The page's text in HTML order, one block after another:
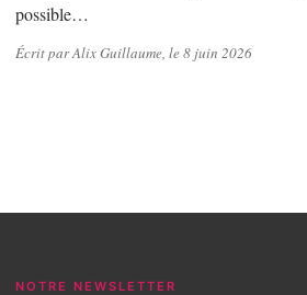
possible…
Écrit par Alix Guillaume, le 8 juin 2026
NOTRE NEWSLETTER